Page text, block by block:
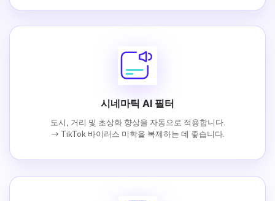
시네마틱 AI 필터
도시, 거리 및 초상화 향상을 자동으로 적용합니다.
→ TikTok 바이러스 미학을 복제하는 데 좋습니다.